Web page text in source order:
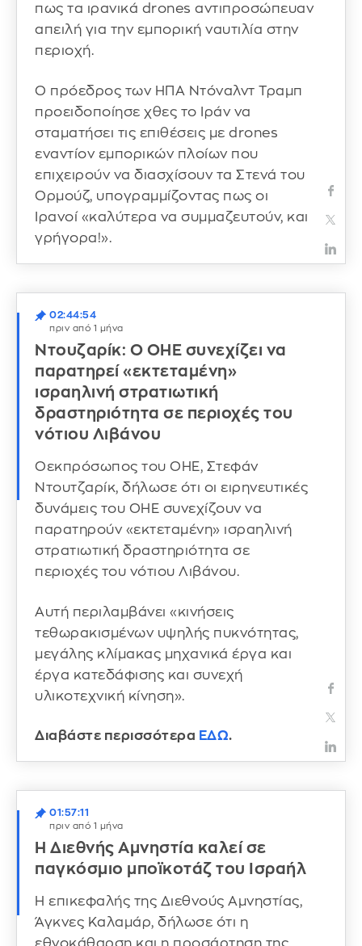
πως τα ιρανικά drones αντιπροσώπευαν
απειλή για την εμπορική ναυτιλία στην
περιοχή.
Ο πρόεδρος των ΗΠΑ Ντόναλντ Τραμπ
προειδοποίησε χθες το Ιράν να
σταματήσει τις επιθέσεις με drones
εναντίον εμπορικών πλοίων που
επιχειρούν να διασχίσουν τα Στενά του
Ορμούζ, υπογραμμίζοντας πως οι
Ιρανοί «καλύτερα να συμμαζευτούν, και
γρήγορα!».
02:44:54
πριν από 1 μήνα
Ντουζαρίκ: Ο ΟΗΕ συνεχίζει να
παρατηρεί «εκτεταμένη»
ισραηλινή στρατιωτική
δραστηριότητα σε περιοχές του
νότιου Λιβάνου
Οεκπρόσωπος του ΟΗΕ, Στεφάν
Ντουτζαρίκ, δήλωσε ότι οι ειρηνευτικές
δυνάμεις του ΟΗΕ συνεχίζουν να
παρατηρούν «εκτεταμένη» ισραηλινή
στρατιωτική δραστηριότητα σε
περιοχές του νότιου Λιβάνου.
Αυτή περιλαμβάνει «κινήσεις
τεθωρακισμένων υψηλής πυκνότητας,
μεγάλης κλίμακας μηχανικά έργα και
έργα κατεδάφισης και συνεχή
υλικοτεχνική κίνηση».
Διαβάστε περισσότερα ΕΔΩ.
01:57:11
πριν από 1 μήνα
Η Διεθνής Αμνηστία καλεί σε
παγκόσμιο μποϊκοτάζ του Ισραήλ
Η επικεφαλής της Διεθνούς Αμνηστίας,
Άγκνες Καλαμάρ, δήλωσε ότι η